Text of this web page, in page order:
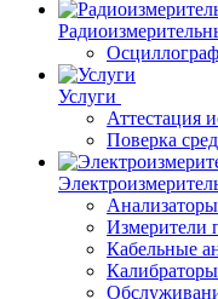
Услуги
Аттестация
Поверка
Анализаторы
Измерители
Кабельные
Калибраторы